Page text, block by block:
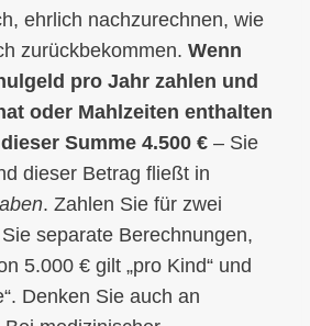
ehrlich nachzurechnen, wie
zurückbekommen. Wenn
pro Jahr zahlen und
oder Mahlzeiten enthalten
Summe 4.500 € – Sie
dieser Betrag fließt in
. Zahlen Sie für zwei
separate Berechnungen,
5.000 € gilt „pro Kind“ und
Denken Sie auch an